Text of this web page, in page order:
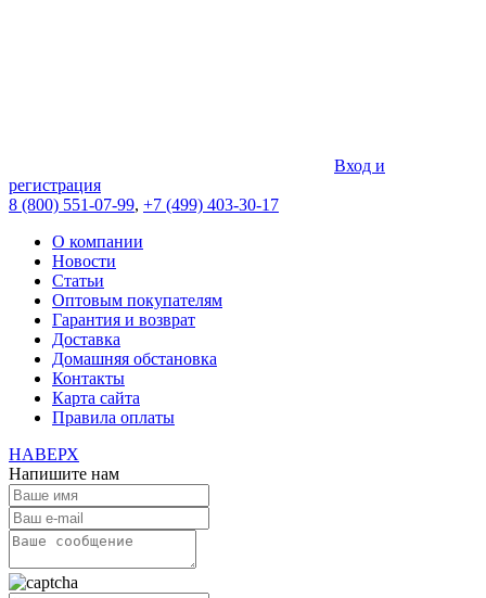
Вход и
регистрация
8 (800) 551-07-99, +7 (499) 403-30-17
О компании
Новости
Статьи
Оптовым покупателям
Гарантия и возврат
Доставка
Домашняя обстановка
Контакты
Карта сайта
Правила оплаты
НАВЕРХ
Напишите нам